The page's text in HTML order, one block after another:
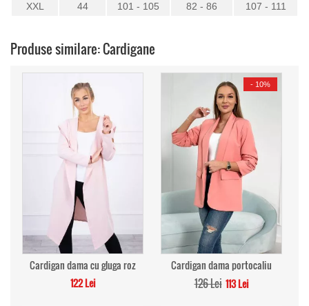
XXL
44 101 - 105 82 - 86 107 - 111
Produse similare: Cardigane
Cardigan dama cu gluga roz
122 Lei
- 10%
Cardigan dama portocaliu
126 Lei 113 Lei